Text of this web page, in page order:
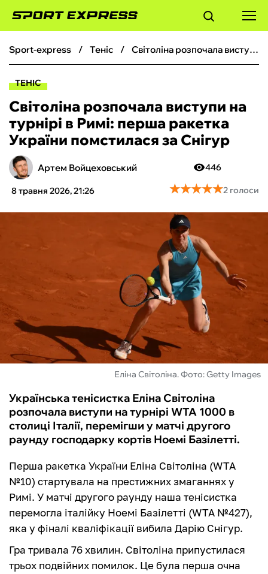
ФУТБОЛ
БОКС
ХОКЕЙ
ТЕНІС
ФУТЗАЛ
ІНШІ
БУКМЕКЕРИ
sport-express теніс Світоліна розпочала виступи на турнірі в Римі: перша ракетка України помстилася за Снігур
ТЕНІС
Світоліна розпочала виступи на
турнірі в Римі: перша ракетка
України помстилася за Снігур
Артем Войцеховський
8 травня 2026, 21:26
446
★★★★★
★★★★★2 голоси
Еліна Світоліна. Фото: Getty Images
Українська тенісистка Еліна Світоліна
розпочала виступи на турнірі WTA 1000 в
столиці Італії, перемігши у матчі другого
раунду господарку кортів Ноемі Базілетті.
Перша ракетка України Еліна Світоліна (WTA
№10) стартувала на престижних змаганнях у
Римі. У матчі другого раунду наша тенісистка
перемогла італійку Ноемі Базілетті (WTA №427),
яка у фіналі кваліфікації вибила Дарію Снігур.
Гра тривала 76 хвилин. Світоліна припустилася
трьох подвійних помилок. Це була перша очна